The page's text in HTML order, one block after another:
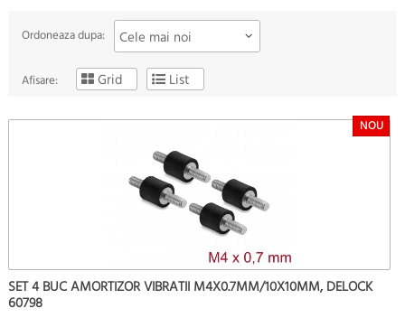
Ordoneaza dupa: Cele mai noi
Afisare: Grid List
NOU
SET 4 BUC AMORTIZOR VIBRATII M4X0.7MM/10X10MM, DELOCK
60798